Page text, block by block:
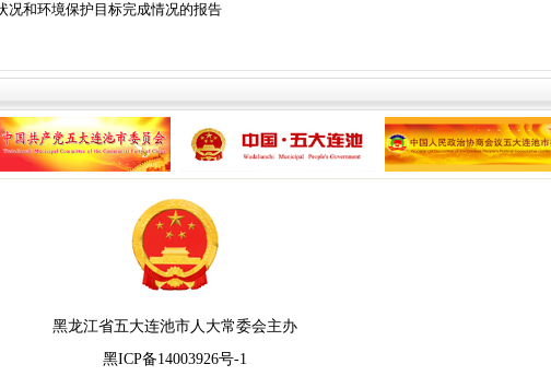
况和环境保护目标完成情况的报告
黑龙江省五大连池市人大常委会主办
黑ICP备14003926号-1